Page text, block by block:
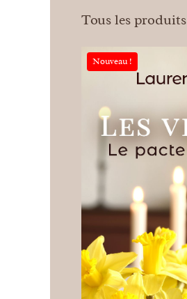
Tous les produits
Nouveau !